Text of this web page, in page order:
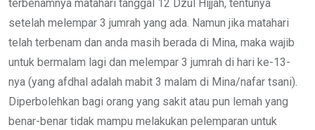
terbenamnya matahari tanggal 12 Dzul Hijjah, tentunya
setelah melempar 3 jumrah yang ada. Namun jika matahari
telah terbenam dan anda masih berada di Mina, maka wajib
untuk bermalam lagi dan melempar 3 jumrah di hari ke-13-
nya (yang afdhal adalah mabit 3 malam di Mina/nafar tsani).
Diperbolehkan bagi orang yang sakit atau pun lemah yang
benar-benar tidak mampu melakukan pelemparan untuk